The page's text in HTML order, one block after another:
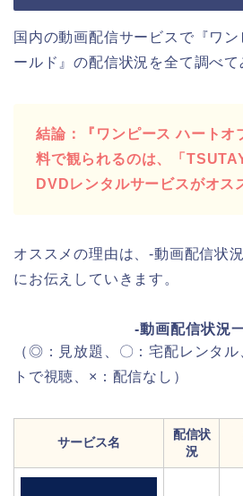
国内の動画配信サービスで『ワ
ールド』の配信状況を全て調べて
結論：『ワンピース ハートオ
料で観られるのは、「
DVDレンタルサービスがオス
オススメの理由は、-動画配信状
にお伝えしていきます。
-動画配信状況
（◎：見放題、〇：宅配レンタ
トで視聴、×：配信なし）
サービス名
配信状
況